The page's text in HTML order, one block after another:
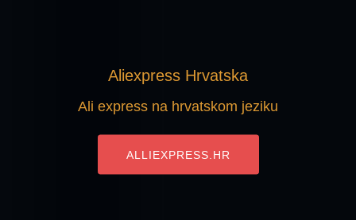
Aliexpress Hrvatska
Ali express na hrvatskom jeziku
ALLIEXPRESS.HR